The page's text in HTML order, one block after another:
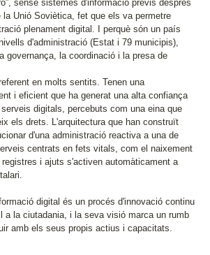
sense sistemes d'informació previs després
la Unió Soviètica, fet que els va permetre
plenament digital. I perquè són un país
d'administració (Estat i 79 municipis),
governança, la coordinació i la presa de
en molts sentits. Tenen una
i eficient que ha generat una alta confiança
digitals, percebuts com una eina que
els drets. L'arquitectura que han construït
d'una administració reactiva a una de
centrats en fets vitals, com el naixement
i ajuts s'activen automàticament a
digital és un procés d'innovació continu
a la ciutadania, i la seva visió marca un rumb
amb els seus propis actius i capacitats.